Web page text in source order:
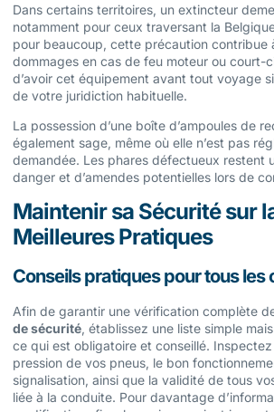
Dans certains territoires, un extincteur
notamment pour ceux traversant la
pour beaucoup, cette précaution contribue
dommages en cas de feu moteur ou court-
d’avoir cet équipement avant tout voyage
de votre juridiction habituelle.
La possession d’une boîte d’ampoules de
également sage, même où elle n’est pas
demandée. Les phares défectueux restent
danger et d’amendes potentielles lors de
Maintenir sa Sécurité sur
Meilleures Pratiques
Conseils pratiques pour tous les
Afin de garantir une vérification complète
de sécurité, établissez une liste simple
ce qui est obligatoire et conseillé.
pression de vos pneus, le bon
signalisation, ainsi que la validité de tous
liée à la conduite. Pour davantage